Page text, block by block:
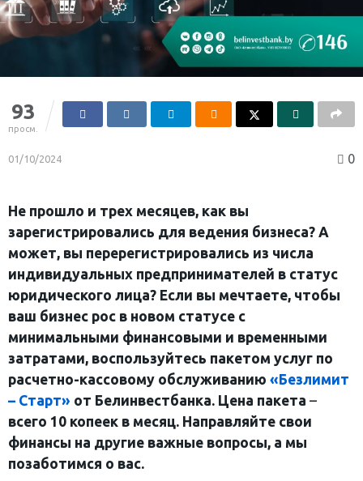
93
просм.
01/10/2024 0
Не прошло и трех месяцев, как вы
зарегистрировались для ведения бизнеса? А
может, вы перерегистрировались из числа
индивидуальных предпринимателей в статус
юридического лица? Если вы мечтаете, чтобы
ваш бизнес рос в новом статусе с
минимальными финансовыми и временными
затратами, воспользуйтесь пакетом услуг по
расчетно-кассовому обслуживанию «Безлимит
– Старт» от Белинвестбанка. Цена пакета –
всего 10 копеек в месяц. Направляйте свои
финансы на другие важные вопросы, а мы
позаботимся о вас.